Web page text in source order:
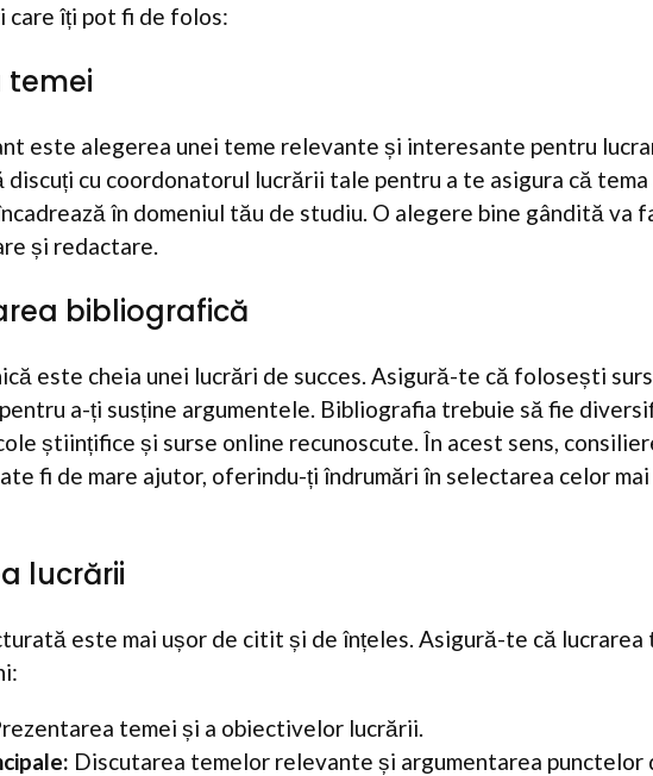
care îți pot fi de folos:
temei
este alegerea unei teme relevante și interesante pentru
discuți cu coordonatorul lucrării tale pentru a te asigura că tema
în domeniul tău de studiu. O alegere bine gândită va
și redactare.
bibliografică
este cheia unei lucrări de succes. Asigură-te că folosești
a-ți susține argumentele. Bibliografia trebuie să fie
științifice și surse online recunoscute. În acest sens,
fi de mare ajutor, oferindu-ți îndrumări în selectarea celor mai
lucrării
este mai ușor de citit și de înțeles. Asigură-te că lucrarea
temei și a obiectivelor lucrării.
Discutarea temelor relevante și argumentarea punctelor